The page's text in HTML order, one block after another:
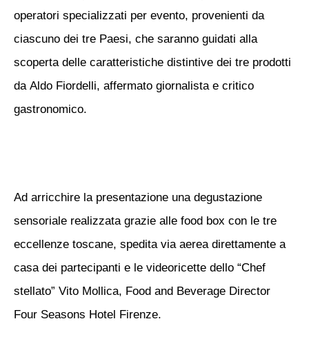
operatori specializzati per evento, provenienti da
ciascuno dei tre Paesi, che saranno guidati alla
scoperta delle caratteristiche distintive dei tre prodotti
da Aldo Fiordelli, affermato giornalista e critico
gastronomico.
Ad arricchire la presentazione una degustazione
sensoriale realizzata grazie alle food box con le tre
eccellenze toscane, spedita via aerea direttamente a
casa dei partecipanti e le videoricette dello “Chef
stellato” Vito Mollica, Food and Beverage Director
Four Seasons Hotel Firenze.